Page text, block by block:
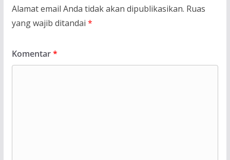
Alamat email Anda tidak akan dipublikasikan. Ruas
yang wajib ditandai *
Komentar*